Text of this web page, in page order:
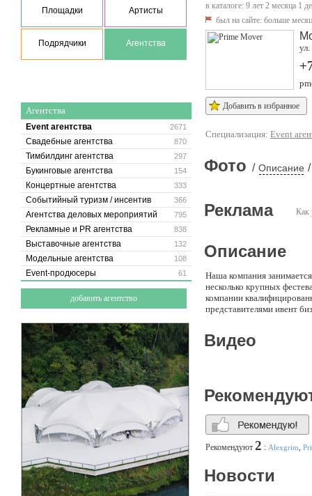
Площадки Артисты
Подрядчики Агентства
Агентства
2671
Event агентства
870
Свадебные агентства
297
Тимбилдинг агентства
154
Букинговые агентства
333
Концертные агентства
366
Событийный туризм / инсентив
795
Агентства деловых мероприятий
838
Рекламные и PR агентства
132
Выставочные агентства
108
Модельные агентства
61
Event-продюсеры
добавить агентство
в каталоге: 9 лет 2 месяца 1
был на сайте: больше
Добавить в избранное
Специализация: Event
Фото / Описание /
Как
Реклама
Описание
Наша компания
несколько крупных
компании
представителями ивент
Видео
Рекомендуют 2 : Alexgrim
Новости